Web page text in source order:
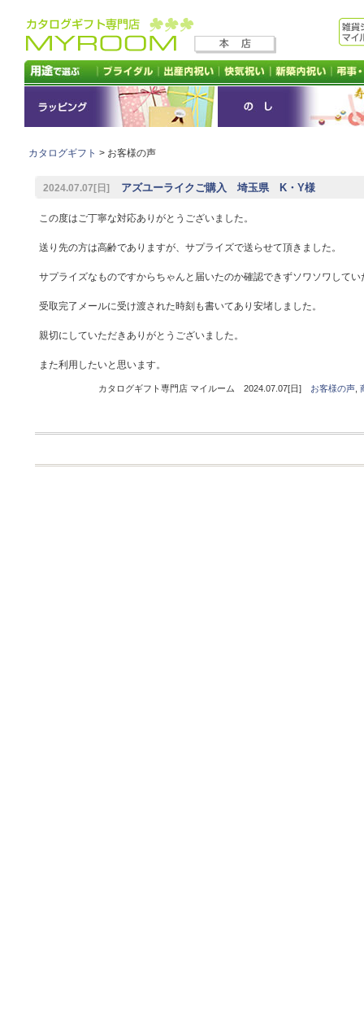
カタログギフト > お客様の声
2024.07.07[日] アズユーライクご購入 埼玉県 K・Y様
この度はご丁寧な対応ありがとうございました。
送り先の方は高齢でありますが、サプライズで送らせて頂きました。
サプライズなものですからちゃんと届いたのか確認できずソワソワしてい
受取完了メールに受け渡された時刻も書いてあり安堵しました。
親切にしていただきありがとうございました。
また利用したいと思います。
カタログギフト専門店 マイルーム 2024.07.07[日] お客様の声,